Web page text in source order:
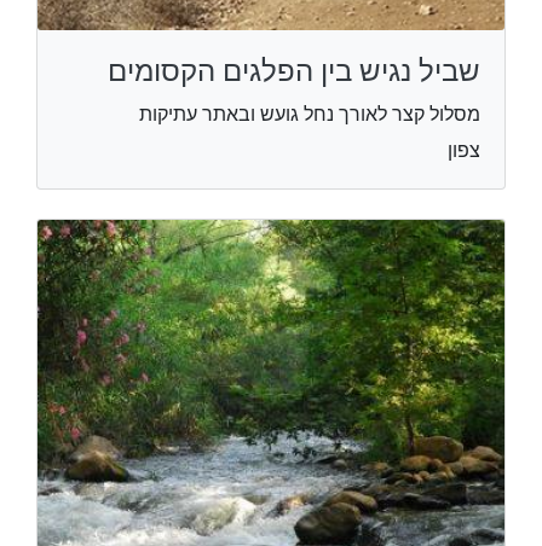
שביל נגיש בין הפלגים הקסומים
מסלול קצר לאורך נחל גועש ובאתר עתיקות
צפון